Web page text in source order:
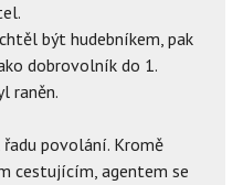
být hudebníkem, pak
dobrovolník do 1.
raněn.
povolání. Kromě
cestujícím, agentem se